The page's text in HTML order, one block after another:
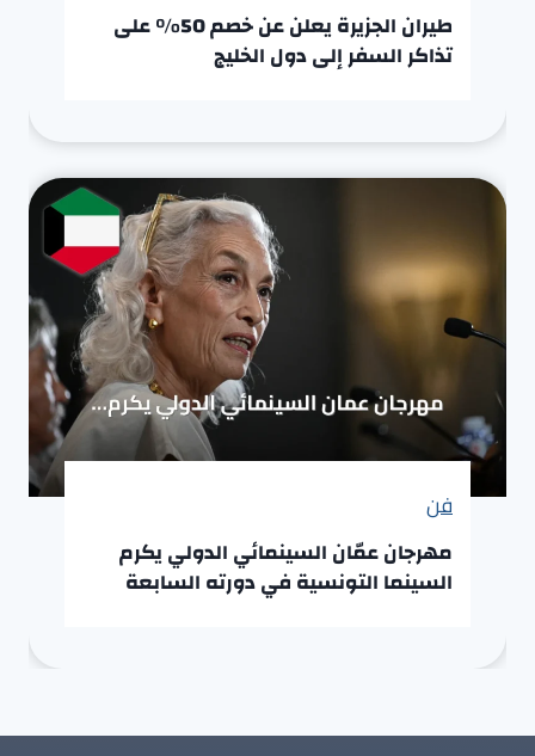
طيران الجزيرة يعلن عن خصم 50% على
تذاكر السفر إلى دول الخليج
فن
مهرجان عمّان السينمائي الدولي يكرم
السينما التونسية في دورته السابعة